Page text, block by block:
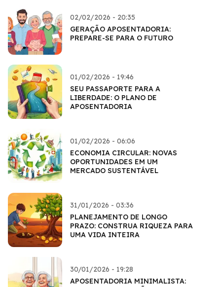
02/02/2026 - 20:35
GERAÇÃO APOSENTADORIA:
PREPARE-SE PARA O FUTURO
01/02/2026 - 19:46
SEU PASSAPORTE PARA A
LIBERDADE: O PLANO DE
APOSENTADORIA
01/02/2026 - 06:06
ECONOMIA CIRCULAR: NOVAS
OPORTUNIDADES EM UM
MERCADO SUSTENTÁVEL
31/01/2026 - 03:36
PLANEJAMENTO DE LONGO
PRAZO: CONSTRUA RIQUEZA PARA
UMA VIDA INTEIRA
30/01/2026 - 19:28
APOSENTADORIA MINIMALISTA: